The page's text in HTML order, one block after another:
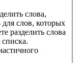
слова,
для слов, которых
разделить слова